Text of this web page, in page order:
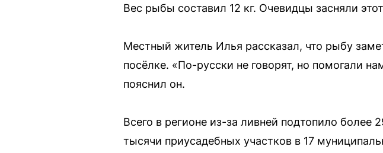
Вес рыбы составил 12 кг. Очевидцы засняли
Местный житель Илья рассказал, что рыбу
посёлке. «По-русски не говорят, но помогали
пояснил он.
Всего в регионе из-за ливней подтопило
тысячи приусадебных участков в 17